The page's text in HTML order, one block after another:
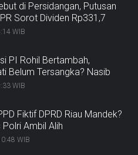
di Persidangan, Putusan
Sorot Dividen Rp331,7
WIB
PI Rohil Bertambah,
Belum Tersangka? Nasib
WIB
Fiktif DPRD Riau Mandek?
Ambil Alih
WIB